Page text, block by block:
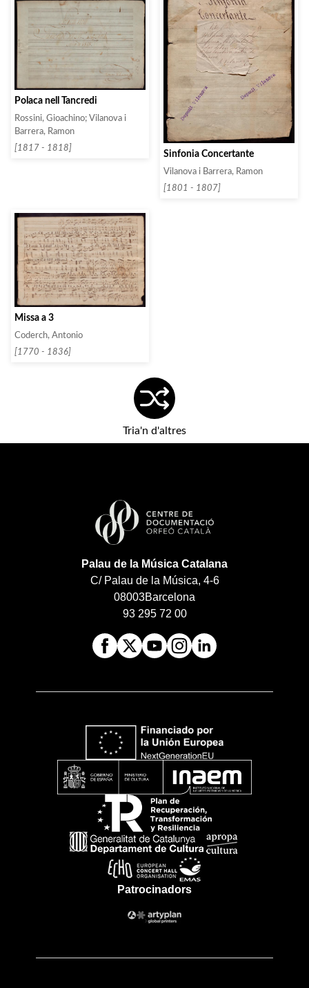
Polaca nell Tancredi
Rossini, Gioachino; Vilanova i
Barrera, Ramon
[1817 - 1818]
Sinfonia Concertante
Vilanova i Barrera, Ramon
[1801 - 1807]
Missa a 3
Coderch, Antonio
[1770 - 1836]
Tria'n d'altres
Palau de la Música Catalana
C/ Palau de la Música, 4-6
08003Barcelona
93 295 72 00
Patrocinadors